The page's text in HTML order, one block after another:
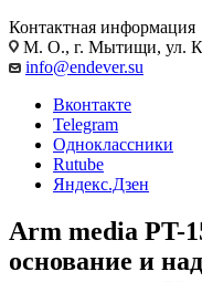
Контактная информация
М. О., г. Мытищи, ул.
info@endever.su
Вконтакте
Telegram
Одноклассники
Rutube
Яндекс.Дзен
Arm media PT-
основание и